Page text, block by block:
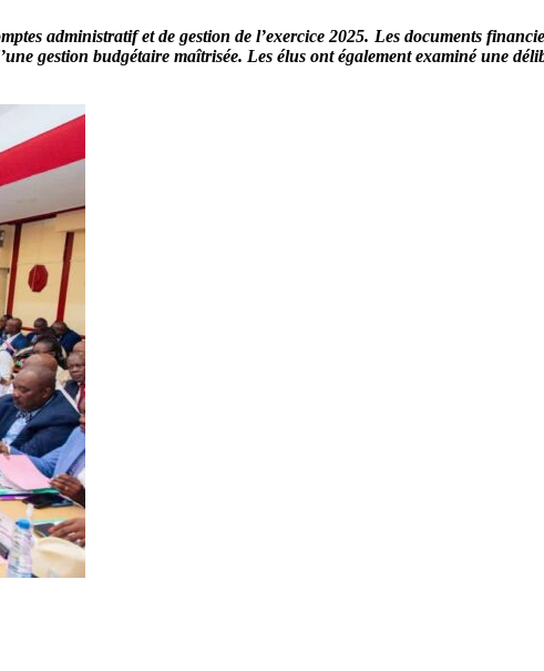
administratif et de gestion de l’exercice 2025. Les documents
gestion budgétaire maîtrisée. Les élus ont également examiné une